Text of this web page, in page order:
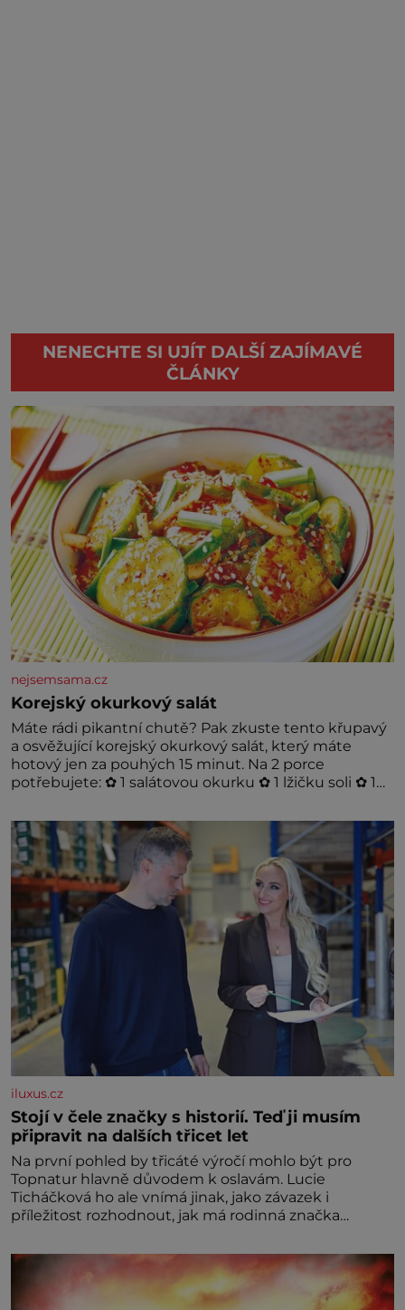
NENECHTE SI UJÍT DALŠÍ ZAJÍMAVÉ
ČLÁNKY
nejsemsama.cz
Korejský okurkový salát
Máte rádi pikantní chutě? Pak zkuste tento křupavý
a osvěžující korejský okurkový salát, který máte
hotový jen za pouhých 15 minut. Na 2 porce
potřebujete: ✿ 1 salátovou okurku ✿ 1 lžičku soli ✿ 1
rýžového octa ✿ 1 lžičku sezamového oleje ✿ 1 lžičku
chilli ✿ 1 lžičku cukru ✿ 1 jarní cibulku ✿ 1 lžíci
sezamových semínek
iluxus.cz
Stojí v čele značky s historií. Teď ji musím
připravit na dalších třicet let
Na první pohled by třicáté výročí mohlo být pro
Topnatur hlavně důvodem k oslavám. Lucie
Ticháčková ho ale vnímá jinak, jako závazek i
příležitost rozhodnout, jak má rodinná značka